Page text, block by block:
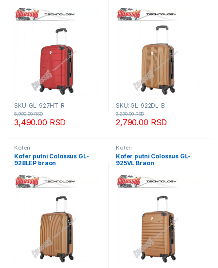
SKU: GL-927HT-R
3,490.00 RSD
5,990.00RSD
SKU: GL-922DL-B
2,790.00 RSD
3,290.00RSD
Koferi
Kofer putni Colossus GL-
928LEP braon
Koferi
Kofer putni Colossus GL-
925VL Braon